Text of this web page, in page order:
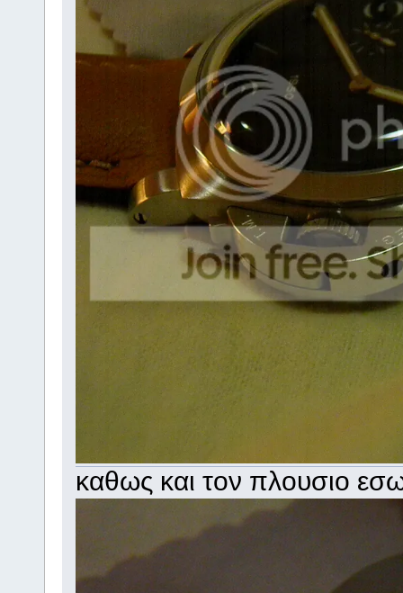
καθως και τον πλουσιο